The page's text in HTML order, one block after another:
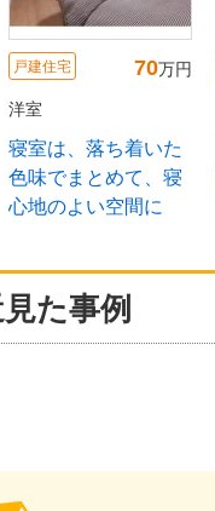
戸建住宅 70万円
洋室
寝室は、落ち着いた
色味でまとめて、寝
心地のよい空間に
た事例